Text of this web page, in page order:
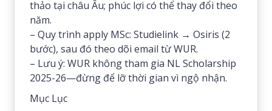
thảo tại châu Âu; phúc lợi có thể thay đổi theo
năm.
– Quy trình apply MSc: Studielink → Osiris (2
bước), sau đó theo dõi email từ WUR.
– Lưu ý: WUR không tham gia NL Scholarship
2025-26—đừng để lỡ thời gian vì ngộ nhận.
Mục Lục